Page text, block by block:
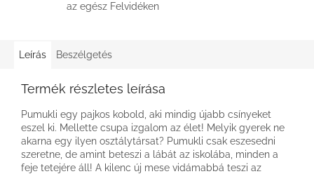
az egész Felvidéken
Leírás Beszélgetés
Termék részletes leírása
Pumukli egy pajkos kobold, aki mindig újabb csínyeket
eszel ki. Mellette csupa izgalom az élet! Melyik gyerek ne
akarna egy ilyen osztálytársat? Pumukli csak eszesedni
szeretne, de amint beteszi a lábát az iskolába, minden a
feje tetejére áll! A kilenc új mese vidámabbá teszi az